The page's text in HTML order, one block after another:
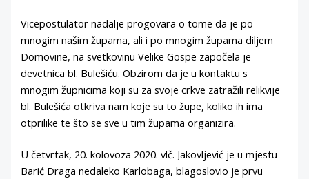
Vicepostulator nadalje progovara o tome da je po
mnogim našim župama, ali i po mnogim župama diljem
Domovine, na svetkovinu Velike Gospe započela je
devetnica bl. Bulešiću. Obzirom da je u kontaktu s
mnogim župnicima koji su za svoje crkve zatražili relikvije
bl. Bulešića otkriva nam koje su to župe, koliko ih ima
otprilike te što se sve u tim župama organizira.
U četvrtak, 20. kolovoza 2020. vlč. Jakovljević je u mjestu
Barić Draga nedaleko Karlobaga, blagoslovio je prvu